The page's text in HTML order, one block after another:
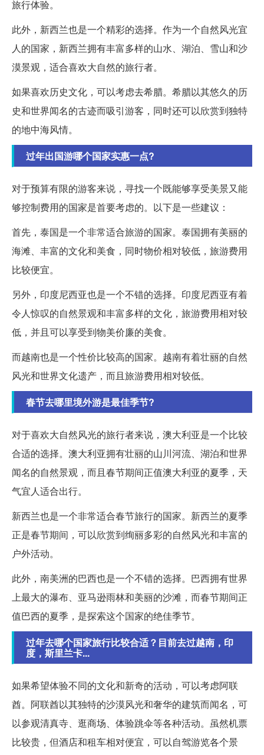
旅行体验。
此外，新西兰也是一个精彩的选择。作为一个自然风光宜
人的国家，新西兰拥有丰富多样的山水、湖泊、雪山和沙
漠景观，适合喜欢大自然的旅行者。
如果喜欢历史文化，可以考虑去希腊。希腊以其悠久的历
史和世界闻名的古迹而吸引游客，同时还可以欣赏到独特
的地中海风情。
过年出国游哪个国家实惠一点?
对于预算有限的游客来说，寻找一个既能够享受美景又能
够控制费用的国家是首要考虑的。以下是一些建议：
首先，泰国是一个非常适合旅游的国家。泰国拥有美丽的
海滩、丰富的文化和美食，同时物价相对较低，旅游费用
比较便宜。
另外，印度尼西亚也是一个不错的选择。印度尼西亚有着
令人惊叹的自然景观和丰富多样的文化，旅游费用相对较
低，并且可以享受到物美价廉的美食。
而越南也是一个性价比较高的国家。越南有着壮丽的自然
风光和世界文化遗产，而且旅游费用相对较低。
春节去哪里境外游是最佳季节?
对于喜欢大自然风光的旅行者来说，澳大利亚是一个比较
合适的选择。澳大利亚拥有壮丽的山川河流、湖泊和世界
闻名的自然景观，而且春节期间正值澳大利亚的夏季，天
气宜人适合出行。
新西兰也是一个非常适合春节旅行的国家。新西兰的夏季
正是春节期间，可以欣赏到绚丽多彩的自然风光和丰富的
户外活动。
此外，南美洲的巴西也是一个不错的选择。巴西拥有世界
上最大的瀑布、亚马逊雨林和美丽的沙滩，而春节期间正
值巴西的夏季，是探索这个国家的绝佳季节。
过年去哪个国家旅行比较合适？目前去过越南，印
度，斯里兰卡...
如果希望体验不同的文化和新奇的活动，可以考虑阿联
酋。阿联酋以其独特的沙漠风光和奢华的建筑而闻名，可
以参观清真寺、逛商场、体验跳伞等各种活动。虽然机票
比较贵，但酒店和租车相对便宜，可以自驾游览各个景